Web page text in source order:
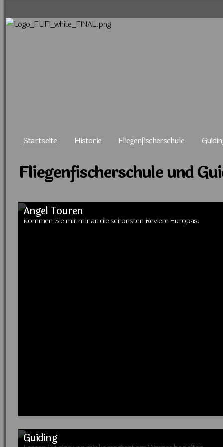
überspringen
Navigation
überspringen
Startseite Historie Fliegenfischerschule
Fliegenfischerschule und
Angel Touren
Kommen Sie mit mir an die schönsten Reviere Europas.
Guiding